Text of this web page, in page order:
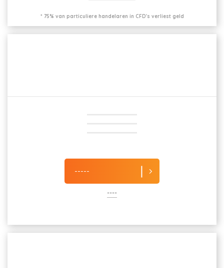
* 75% van particuliere handelaren in CFD's verliest geld
-----
----